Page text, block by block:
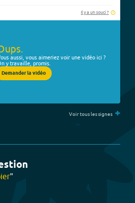
Il y a un souci ?
aussi, vous aimeriez voir une vidéo ici ?
y travaille, promis.
Demander la vidéo
Voir tous les signes +
"